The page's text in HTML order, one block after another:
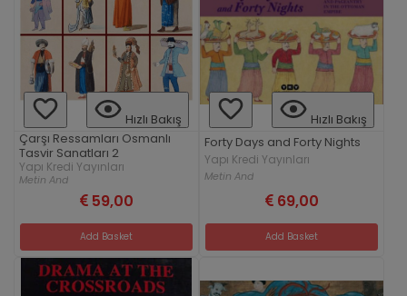
Hızlı Bakış
Çarşı Ressamları Osmanlı
Tasvir Sanatları 2
Yapı Kredi Yayınları
Metin And
59,00
Add Basket
Hızlı Bakış
Forty Days and Forty Nights
Yapı Kredi Yayınları
Metin And
69,00
Add Basket